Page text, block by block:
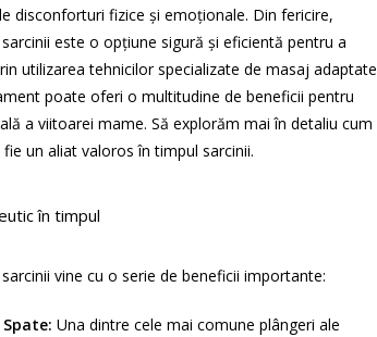
disconforturi fizice și emoționale. Din fericire,
este o opțiune sigură și eficientă pentru a
utilizarea tehnicilor specializate de masaj adaptate
poate oferi o multitudine de beneficii pentru
a viitoarei mame. Să explorăm mai în detaliu cum
un aliat valoros în timpul sarcinii.
în timpul
vine cu o serie de beneficii importante:
Una dintre cele mai comune plângeri ale